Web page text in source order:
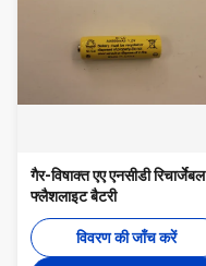
गैर-विषाक्त एए एनसीडी रिचार्जेबल
फ्लैशलाइट बैटरी
विवरण की जाँच करें